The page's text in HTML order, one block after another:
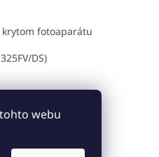
webu
fotoaparátu
DS)